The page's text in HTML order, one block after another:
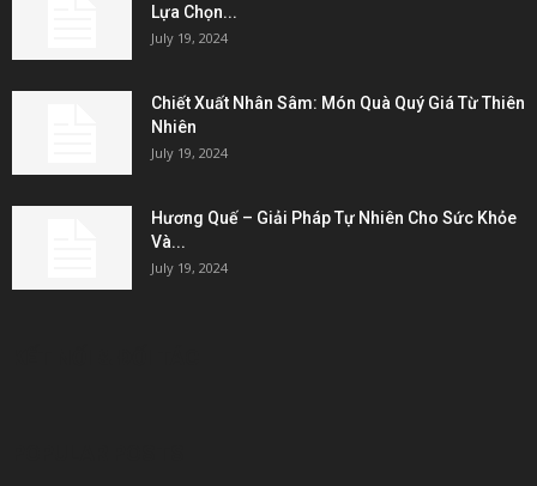
Lựa Chọn...
July 19, 2024
Chiết Xuất Nhân Sâm: Món Quà Quý Giá Từ Thiên
Nhiên
July 19, 2024
Hương Quế – Giải Pháp Tự Nhiên Cho Sức Khỏe
Và...
July 19, 2024